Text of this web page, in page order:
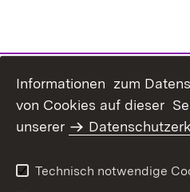
Informationen zum
von Cookies auf dieser
unserer
Technisch notwendige